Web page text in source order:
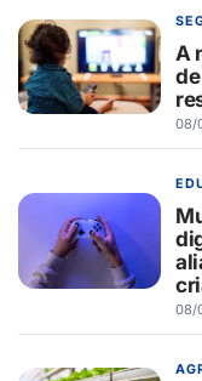
A
08/
08/